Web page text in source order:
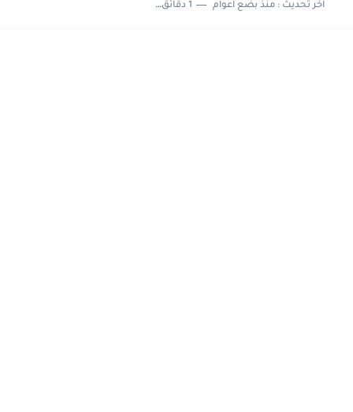
اخر تحديث :منذ بضع اعوام 1 دقائق للقراءة